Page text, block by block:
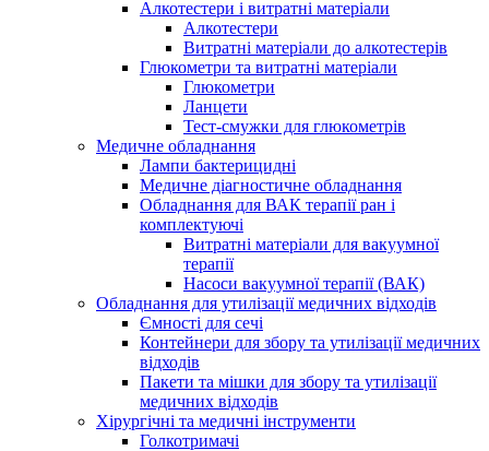
Алкотестери і витратні матеріали
Алкотестери
Витратні матеріали до алкотестерів
Глюкометри та витратні матеріали
Глюкометри
Ланцети
Тест-смужки для глюкометрів
Медичне обладнання
Лампи бактерицидні
Медичне діагностичне обладнання
Обладнання для ВАК терапії ран і
комплектуючі
Витратні матеріали для вакуумної
терапії
Насоси вакуумної терапії (ВАК)
Обладнання для утилізації медичних відходів
Ємності для сечі
Контейнери для збору та утилізації медичних
відходів
Пакети та мішки для збору та утилізації
медичних відходів
Хірургічні та медичні інструменти
Голкотримачі